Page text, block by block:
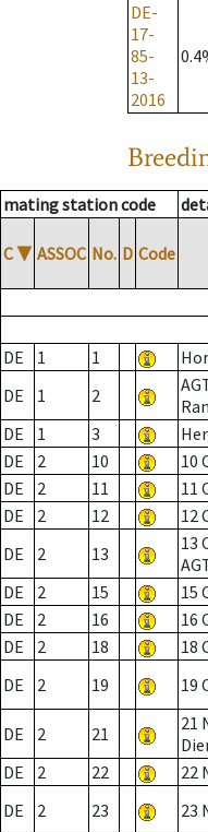
DE-
17-
85-
13-
2016
mating station code
C ▼ ASSOC No. D Code
DE
1 1
DE
1 2
DE
1 3
DE
2 10 10
DE
2 11 11
DE
2 12 12
DE
2 13
13
DE
2 15 15
DE
2 16 16
DE
2 18 18
DE
2 19 19
DE 2 21
21
DE
2 22 22
DE
2 23 23